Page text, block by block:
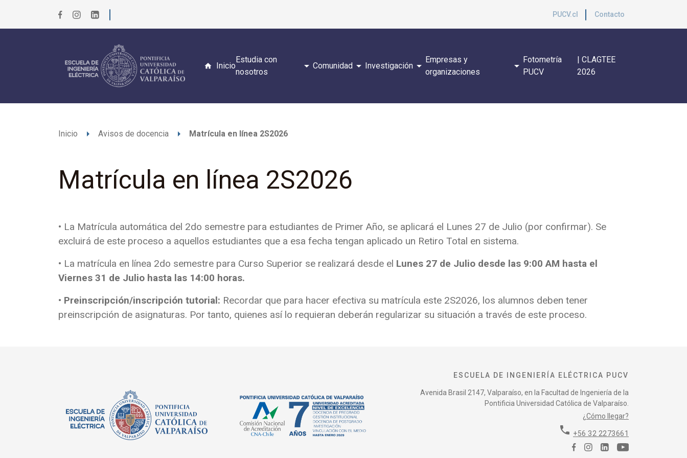
PUCV.cl Contacto
Inicio
Estudia con
nosotros
arrow_drop_down Comunidadarrow_drop_down Investigaciónarrow_drop_down
Empresas y
organizaciones
arrow_drop_down
Fotometría
PUCV
| CLAGTEE
2026
Inicio arrow_right Avisos de docencia arrow_right Matrícula en línea 2S2026
Matrícula en línea 2S2026
• La Matrícula automática del 2do semestre para estudiantes de Primer Año, se aplicará el Lunes 27 de Julio (por confirmar). Se
excluirá de este proceso a aquellos estudiantes que a esa fecha tengan aplicado un Retiro Total en sistema.
• La matrícula en línea 2do semestre para Curso Superior se realizará desde el Lunes 27 de Julio desde las 9:00 AM hasta el
Viernes 31 de Julio hasta las 14:00 horas.
• Preinscripción/inscripción tutorial: Recordar que para hacer efectiva su matrícula este 2S2026, los alumnos deben tener
preinscripción de asignaturas. Por tanto, quienes así lo requieran deberán regularizar su situación a través de este proceso.
ESCUELA DE INGENIERÍA ELÉCTRICA PUCV
Avenida Brasil 2147, Valparaíso, en la Facultad de Ingeniería de la
Pontificia Universidad Católica de Valparaíso.
¿Cómo llegar?
phone +56 32 2273661